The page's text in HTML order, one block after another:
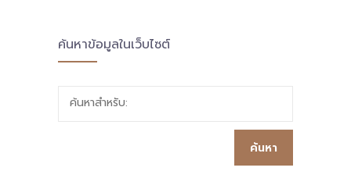
ค้นหาข้อมูลในเว็บไซต์
ค้นหาสำหรับ: